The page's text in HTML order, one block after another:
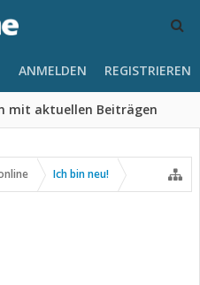
mit aktuellen Beiträgen
ANMELDEN REGISTRIEREN
Ich bin neu!